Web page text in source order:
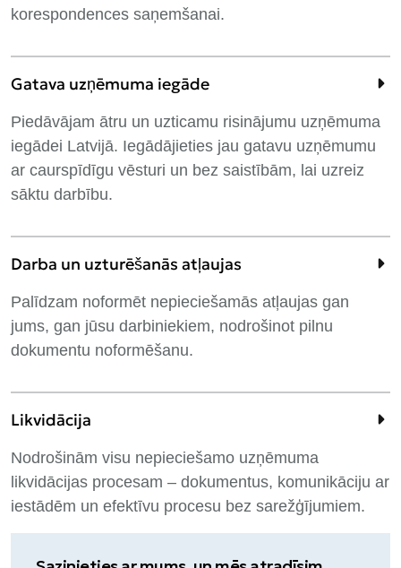
korespondences saņemšanai.
Gatava uzņēmuma iegāde
Piedāvājam ātru un uzticamu risinājumu uzņēmuma
iegādei Latvijā. Iegādājieties jau gatavu uzņēmumu
ar caurspīdīgu vēsturi un bez saistībām, lai uzreiz
sāktu darbību.
Darba un uzturēšanās atļaujas
Palīdzam noformēt nepieciešamās atļaujas gan
jums, gan jūsu darbiniekiem, nodrošinot pilnu
dokumentu noformēšanu.
Likvidācija
Nodrošinām visu nepieciešamo uzņēmuma
likvidācijas procesam – dokumentus, komunikāciju ar
iestādēm un efektīvu procesu bez sarežģījumiem.